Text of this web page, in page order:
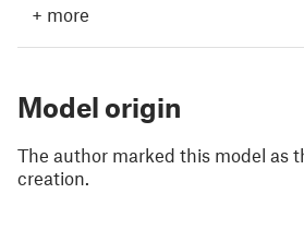
+ more
Model origin
The author marked this model as
creation.